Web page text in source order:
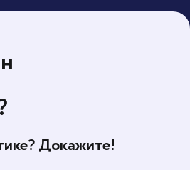
Докажите!